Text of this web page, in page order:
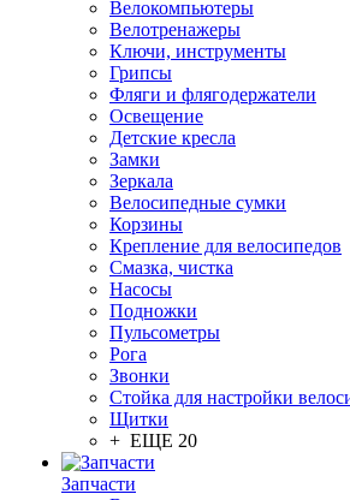
Велокомпьютеры
Велотренажеры
Ключи, инструменты
Грипсы
Фляги и флягодержатели
Освещение
Детские кресла
Замки
Зеркала
Велосипедные сумки
Корзины
Крепление для велосипедов
Смазка, чистка
Насосы
Подножки
Пульсометры
Рога
Звонки
Стойка для настройки
Щитки
+ ЕЩЕ 20
Запчасти